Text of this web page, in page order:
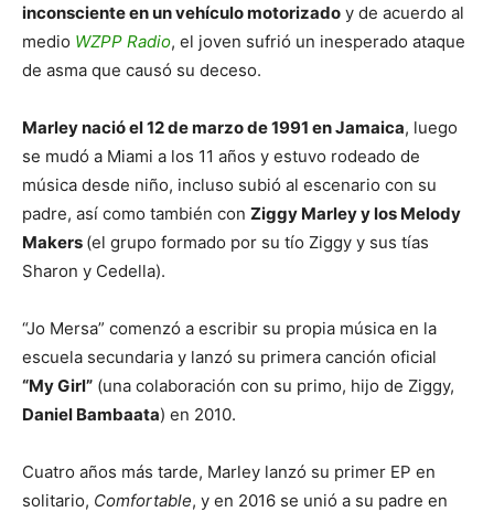
inconsciente en un vehículo motorizado y de acuerdo al
medio WZPP Radio, el joven sufrió un inesperado ataque
de asma que causó su deceso.
Marley nació el 12 de marzo de 1991 en Jamaica, luego
se mudó a Miami a los 11 años y estuvo rodeado de
música desde niño, incluso subió al escenario con su
padre, así como también con Ziggy Marley y los Melody
Makers (el grupo formado por su tío Ziggy y sus tías
Sharon y Cedella).
“Jo Mersa” comenzó a escribir su propia música en la
escuela secundaria y lanzó su primera canción oficial
“My Girl” (una colaboración con su primo, hijo de Ziggy,
Daniel Bambaata) en 2010.
Cuatro años más tarde, Marley lanzó su primer EP en
solitario, Comfortable, y en 2016 se unió a su padre en